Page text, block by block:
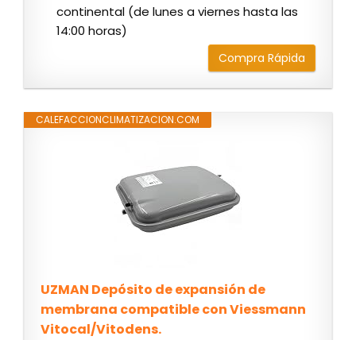
continental (de lunes a viernes hasta las
14:00 horas)
Compra Rápida
CALEFACCIONCLIMATIZACION.COM
UZMAN Depósito de expansión de
membrana compatible con Viessmann
Vitocal/Vitodens.